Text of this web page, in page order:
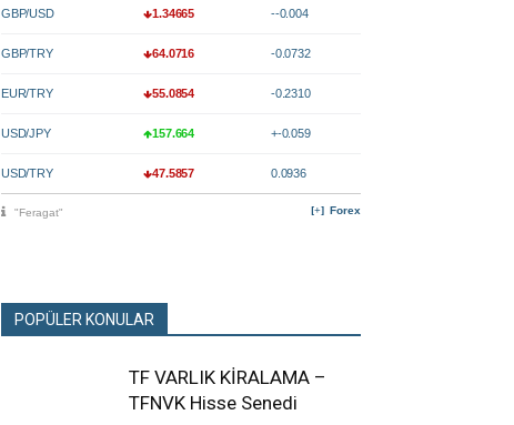
GBP/USD 1.34665 --0.004
GBP/TRY 64.0716 -0.0732
EUR/TRY 55.0854 -0.2310
USD/JPY 157.664 +-0.059
USD/TRY 47.5857 0.0936
Forex
"Feragat"
POPÜLER KONULAR
TF VARLIK KİRALAMA –
TFNVK Hisse Senedi